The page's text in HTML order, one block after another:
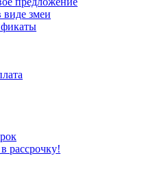
змеи
рассрочку!